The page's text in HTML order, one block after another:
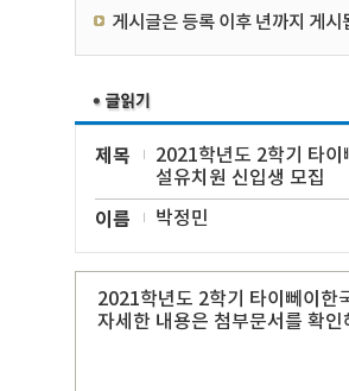
게시글은 등록 이후 년까지 게시
제목
2021학년도 2학기 타이
설유치원 신입생 모집
이름 박정민
2021학년도 2학기 타이뻬이한
자세한 내용은 첨부문서를 확